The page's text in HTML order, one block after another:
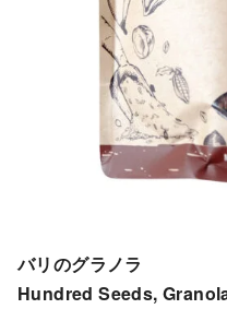
バリのグラノラ
Hundred Seeds,